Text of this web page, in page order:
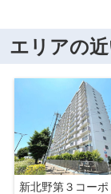
エリアの
新北野第３コーポ